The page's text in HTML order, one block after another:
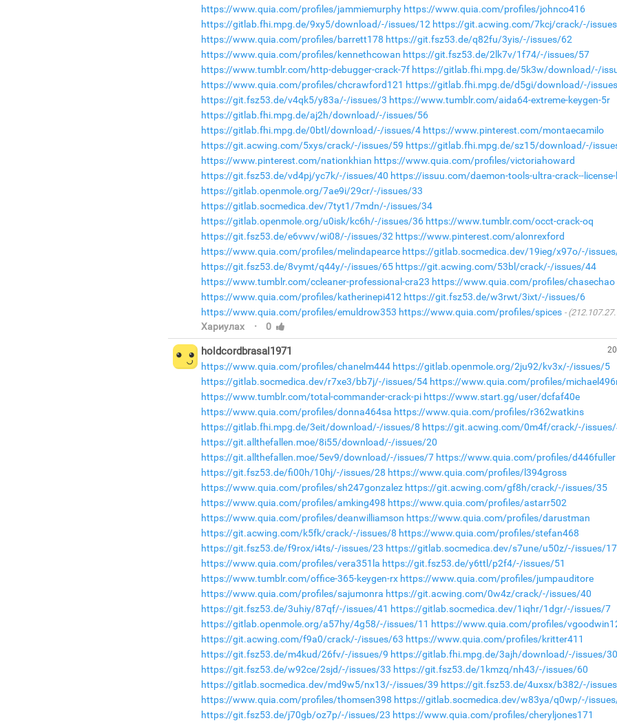
https://www.quia.com/profiles/jammiemurphy https://www.quia.com/profiles/johnco416
https://gitlab.fhi.mpg.de/9xy5/download/-/issues/12 https://git.acwing.com/7kcj/crack/-/
https://www.quia.com/profiles/barrett178 https://git.fsz53.de/q82fu/3yis/-/issues/62
https://www.quia.com/profiles/kennethcowan https://git.fsz53.de/2lk7v/1f74/-/issues/57
https://www.tumblr.com/http-debugger-crack-7f https://gitlab.fhi.mpg.de/5k3w/download/-/
https://www.quia.com/profiles/chcrawford121 https://gitlab.fhi.mpg.de/d5gi/download/-/
https://git.fsz53.de/v4qk5/y83a/-/issues/3 https://www.tumblr.com/aida64-extreme-keygen-5r
https://gitlab.fhi.mpg.de/aj2h/download/-/issues/56
https://gitlab.fhi.mpg.de/0btl/download/-/issues/4 https://www.pinterest.com/montaecamilo
https://git.acwing.com/5xys/crack/-/issues/59 https://gitlab.fhi.mpg.de/sz15/download/-/
https://www.pinterest.com/nationkhian https://www.quia.com/profiles/victoriahoward
https://git.fsz53.de/vd4pj/yc7k/-/issues/40 https://issuu.com/daemon-tools-ultra-crack--license-
https://gitlab.openmole.org/7ae9i/29cr/-/issues/33
https://gitlab.socmedica.dev/7tyt1/7mdn/-/issues/34
https://gitlab.openmole.org/u0isk/kc6h/-/issues/36 https://www.tumblr.com/occt-crack-oq
https://git.fsz53.de/e6vwv/wi08/-/issues/32 https://www.pinterest.com/alonrexford
https://www.quia.com/profiles/melindapearce https://gitlab.socmedica.dev/19ieg/x97o/-/
https://git.fsz53.de/8vymt/q44y/-/issues/65 https://git.acwing.com/53bl/crack/-/issues/44
https://www.tumblr.com/ccleaner-professional-cra23 https://www.quia.com/profiles/chasechao
https://www.quia.com/profiles/katherinepi412 https://git.fsz53.de/w3rwt/3ixt/-/issues/6
https://www.quia.com/profiles/emuldrow353 https://www.quia.com/profiles/spices
Хариулах · 0
holdcordbrasal1971
https://www.quia.com/profiles/chanelm444 https://gitlab.openmole.org/2ju92/kv3x/-/issues/5
https://gitlab.socmedica.dev/r7xe3/bb7j/-/issues/54 https://www.quia.com/profiles/
https://www.tumblr.com/total-commander-crack-pi https://www.start.gg/user/dcfaf40e
https://www.quia.com/profiles/donna464sa https://www.quia.com/profiles/r362watkins
https://gitlab.fhi.mpg.de/3eit/download/-/issues/8 https://git.acwing.com/0m4f/crack/-/
https://git.allthefallen.moe/8i55/download/-/issues/20
https://git.allthefallen.moe/5ev9/download/-/issues/7 https://www.quia.com/profiles/d446fuller
https://git.fsz53.de/fi00h/10hj/-/issues/28 https://www.quia.com/profiles/l394gross
https://www.quia.com/profiles/sh247gonzalez https://git.acwing.com/gf8h/crack/-/issues/35
https://www.quia.com/profiles/amking498 https://www.quia.com/profiles/astarr502
https://www.quia.com/profiles/deanwilliamson https://www.quia.com/profiles/darustman
https://git.acwing.com/k5fk/crack/-/issues/8 https://www.quia.com/profiles/stefan468
https://git.fsz53.de/f9rox/i4ts/-/issues/23 https://gitlab.socmedica.dev/s7une/u50z/-/issues/17
https://www.quia.com/profiles/vera351la https://git.fsz53.de/y6ttl/p2f4/-/issues/51
https://www.tumblr.com/office-365-keygen-rx https://www.quia.com/profiles/jumpauditore
https://www.quia.com/profiles/sajumonra https://git.acwing.com/0w4z/crack/-/issues/40
https://git.fsz53.de/3uhiy/87qf/-/issues/41 https://gitlab.socmedica.dev/1iqhr/1dgr/-/issues/7
https://gitlab.openmole.org/a57hy/4g58/-/issues/11 https://www.quia.com/profiles/
https://git.acwing.com/f9a0/crack/-/issues/63 https://www.quia.com/profiles/kritter411
https://git.fsz53.de/m4kud/26fv/-/issues/9 https://gitlab.fhi.mpg.de/3ajh/download/-/issues/30
https://git.fsz53.de/w92ce/2sjd/-/issues/33 https://git.fsz53.de/1kmzq/nh43/-/issues/60
https://gitlab.socmedica.dev/md9w5/nx13/-/issues/39 https://git.fsz53.de/4uxsx/b382/-/
https://www.quia.com/profiles/thomsen398 https://gitlab.socmedica.dev/w83ya/q0wp/-/
https://git.fsz53.de/j70gb/oz7p/-/issues/23 https://www.quia.com/profiles/cheryljones171